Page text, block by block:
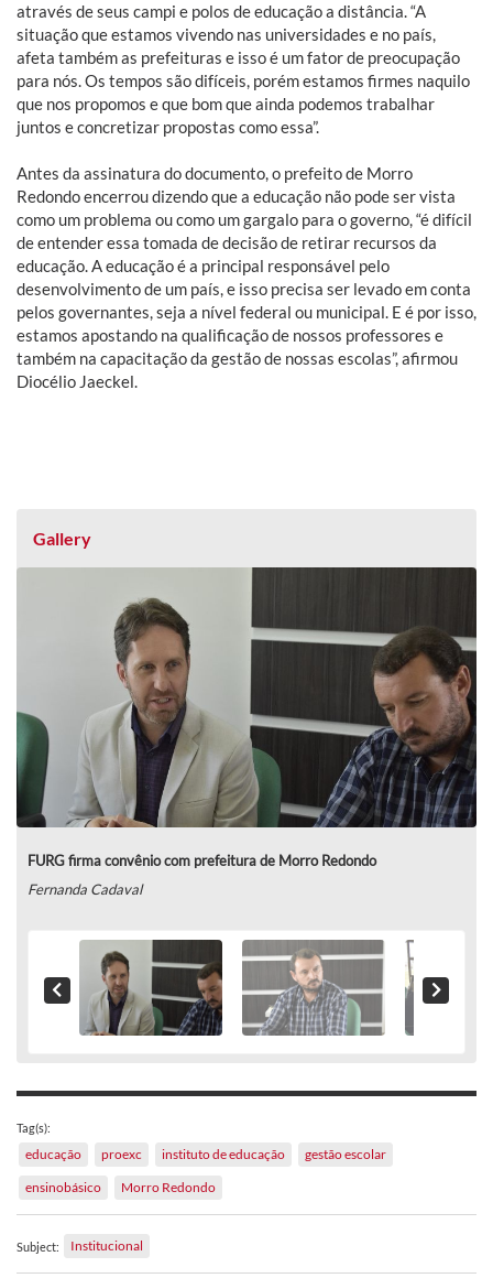
através de seus campi e polos de educação a distância. “A
situação que estamos vivendo nas universidades e no país,
afeta também as prefeituras e isso é um fator de preocupação
para nós. Os tempos são difíceis, porém estamos firmes naquilo
que nos propomos e que bom que ainda podemos trabalhar
juntos e concretizar propostas como essa”.
Antes da assinatura do documento, o prefeito de Morro
Redondo encerrou dizendo que a educação não pode ser vista
como um problema ou como um gargalo para o governo, “é difícil
de entender essa tomada de decisão de retirar recursos da
educação. A educação é a principal responsável pelo
desenvolvimento de um país, e isso precisa ser levado em conta
pelos governantes, seja a nível federal ou municipal. E é por isso,
estamos apostando na qualificação de nossos professores e
também na capacitação da gestão de nossas escolas”, afirmou
Diocélio Jaeckel.
Gallery
FURG firma convênio com prefeitura de Morro Redondo
Fernanda Cadaval
Tag(s):
educação proexc instituto de educação
gestão escolar
ensinobásico
Morro Redondo
Subject: Institucional